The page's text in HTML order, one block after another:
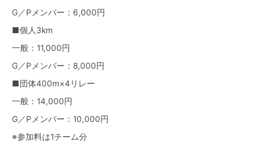
G／Pメンバー：6,000円
■個人3km
一般：11,000円
G／Pメンバー：8,000円
■団体400m×4リレー
一般：14,000円
G／Pメンバー：10,000円
※参加料は1チーム分